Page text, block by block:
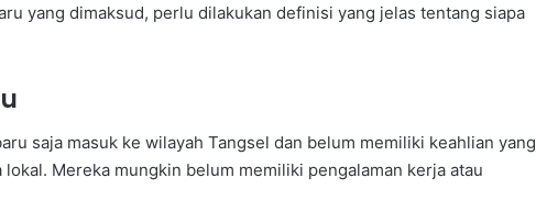
yang dimaksud, perlu dilakukan definisi yang jelas tentang siapa
saja masuk ke wilayah Tangsel dan belum memiliki keahlian yang
Mereka mungkin belum memiliki pengalaman kerja atau